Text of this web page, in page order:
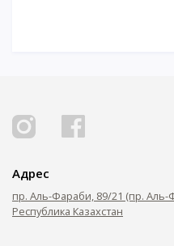
Адрес
пр. Аль-Фараби, 89/21 (пр. Аль-
Республика Казахстан